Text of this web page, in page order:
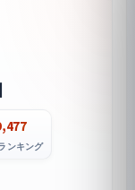
ンキング